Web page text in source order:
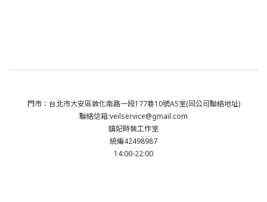
門市：台北市大安區敦化南路一段177巷10號A5室(同公司聯絡地址)
聯絡信箱:veilservice@gmail.com
鎮妃時裝工作室
統編42498987
14:00-22:00